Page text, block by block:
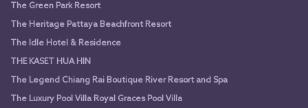
The Green Park Resort
The Heritage Pattaya Beachfront Resort
The Idle Hotel & Residence
THE KASET HUA HIN
The Legend Chiang Rai Boutique River Resort and Spa
The Luxury Pool Villa Royal Graces Pool Villa